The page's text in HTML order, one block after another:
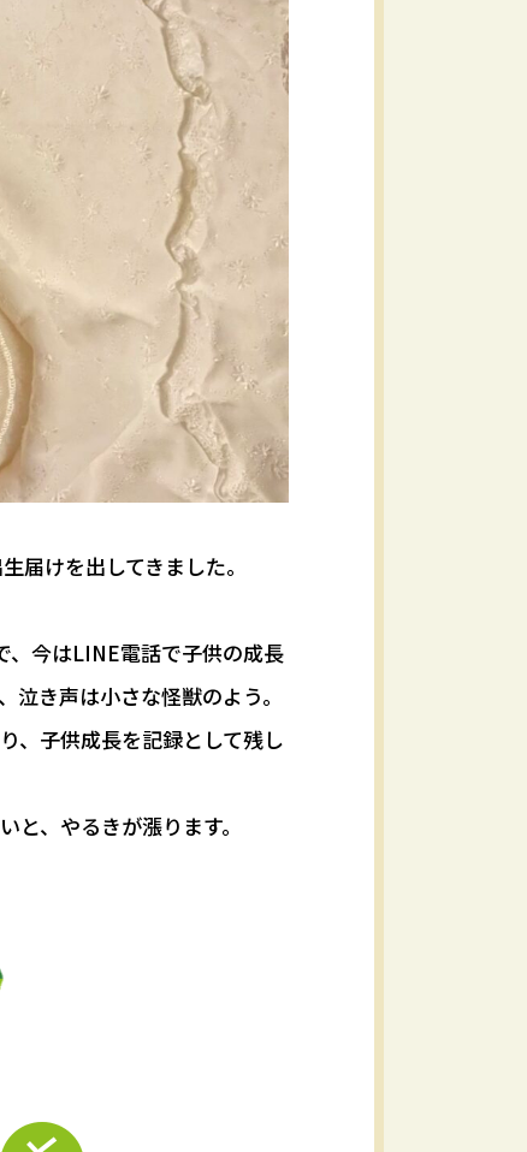
届けを出してきました。
、今はLINE電話で子供の成長
き声は小さな怪獣のよう。
、子供成長を記録として残し
、やるきが漲ります。